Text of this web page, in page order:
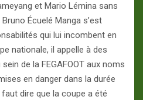
et Mario Lémina sans
Écuelé Manga s’est
qui lui incombent en
nationale, il appelle à des
de la FEGAFOOT aux noms
en danger dans la durée
dire que la coupe a été